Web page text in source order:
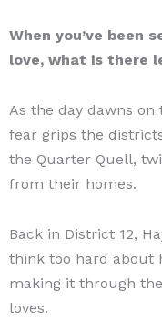
When you’ve been
love, what is there
As the day dawns
fear grips the
the Quarter Quell,
from their homes.
Back in District 12,
think too hard about
making it through
loves.